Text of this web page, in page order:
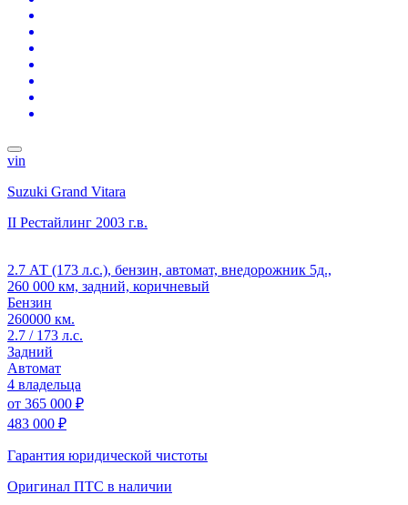
vin
Suzuki Grand Vitara
II Рестайлинг 2003 г.в.
2.7 АТ (173 л.с.), бензин, автомат, внедорожник 5д.,
260 000 км, задний, коричневый
Бензин
260000 км.
2.7 / 173 л.с.
Задний
Автомат
4 владельца
от 365 000 ₽
483 000 ₽
Гарантия юридической чистоты
Оригинал ПТС в наличии